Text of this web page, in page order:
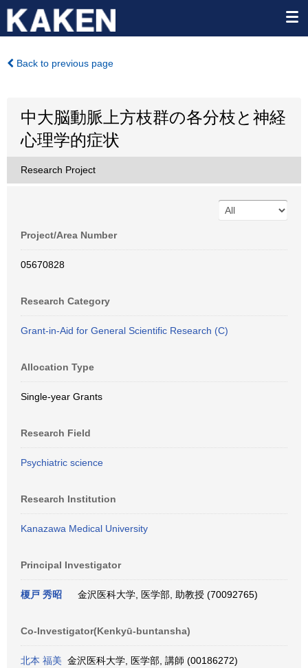
Back to previous page
中大脳動脈上方枝群の各分枝と神経
心理学的症状
Research Project
Project/Area Number
05670828
Research Category
Grant-in-Aid for General Scientific Research (C)
Allocation Type
Single-year Grants
Research Field
Psychiatric science
Research Institution
Kanazawa Medical University
Principal Investigator
榎戸 秀昭 金沢医科大学, 医学部, 助教授 (70092765)
Co-Investigator(Kenkyū-buntansha)
北本 福美 金沢医科大学, 医学部, 講師 (00186272)